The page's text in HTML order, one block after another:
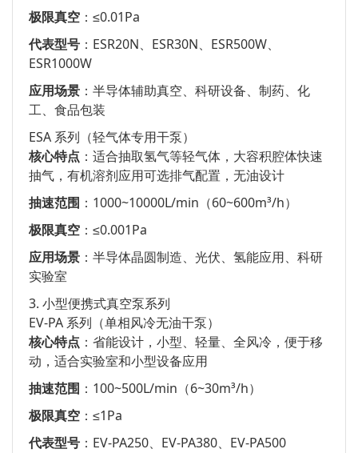
极限真空 ：≤0.01Pa
代表型号 ：ESR20N、ESR30N、ESR500W、
ESR1000W
应用场景 ：半导体辅助真空、科研设备、制药、化
工、食品包装
ESA 系列（轻气体专用干泵）
核心特点 ：适合抽取氢气等轻气体，大容积腔体快速
抽气，有机溶剂应用可选排气配置，无油设计
抽速范围 ：1000~10000L/min（60~600m³/h）
极限真空 ：≤0.001Pa
应用场景 ：半导体晶圆制造、光伏、氢能应用、科研
实验室
3. 小型便携式真空泵系列
EV-PA 系列（单相风冷无油干泵）
核心特点 ：省能设计，小型、轻量、全风冷，便于移
动，适合实验室和小型设备应用
抽速范围 ：100~500L/min（6~30m³/h）
极限真空 ：≤1Pa
代表型号 ：EV-PA250、EV-PA380、EV-PA500